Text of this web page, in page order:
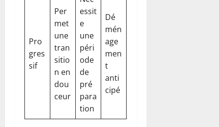
Pro
gres
sif
Per
met
une
tran
sitio
n en
dou
ceur
essit
e
une
péri
ode
de
pré
para
tion
Dé
mén
age
men
t
anti
cipé